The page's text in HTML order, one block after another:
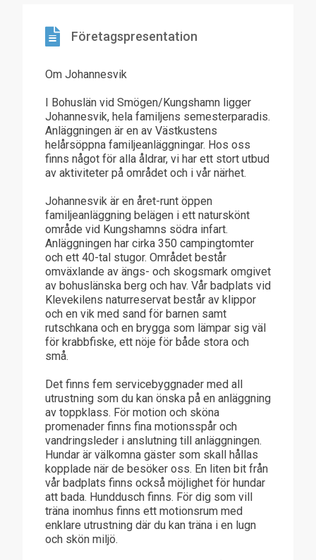
Företagspresentation
Om Johannesvik
I Bohuslän vid Smögen/Kungshamn ligger
Johannesvik, hela familjens semesterparadis.
Anläggningen är en av Västkustens
helårsöppna familjeanläggningar. Hos oss
finns något för alla åldrar, vi har ett stort utbud
av aktiviteter på området och i vår närhet.
Johannesvik är en året-runt öppen
familjeanläggning belägen i ett naturskönt
område vid Kungshamns södra infart.
Anläggningen har cirka 350 campingtomter
och ett 40-tal stugor. Området består
omväxlande av ängs- och skogsmark omgivet
av bohuslänska berg och hav. Vår badplats vid
Klevekilens naturreservat består av klippor
och en vik med sand för barnen samt
rutschkana och en brygga som lämpar sig väl
för krabbfiske, ett nöje för både stora och
små.
Det finns fem servicebyggnader med all
utrustning som du kan önska på en anläggning
av toppklass. För motion och sköna
promenader finns fina motionsspår och
vandringsleder i anslutning till anläggningen.
Hundar är välkomna gäster som skall hållas
kopplade när de besöker oss. En liten bit från
vår badplats finns också möjlighet för hundar
att bada. Hunddusch finns. För dig som vill
träna inomhus finns ett motionsrum med
enklare utrustning där du kan träna i en lugn
och skön miljö.